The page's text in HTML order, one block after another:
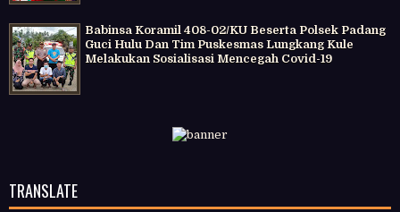
Babinsa Koramil 408-02/KU Beserta Polsek Padang
Guci Hulu Dan Tim Puskesmas Lungkang Kule
Melakukan Sosialisasi Mencegah Covid-19
TRANSLATE